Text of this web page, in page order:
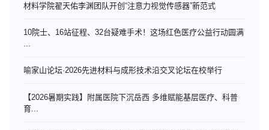
材料学院翟天佑李渊团队开创“注意力视觉传感器”新范式
10院士、16站征程、32台疑难手术！这场红色医疗公益行动圆满
喻家山论坛·2026先进材料与成形技术沿交叉论坛在校举行
【2026暑期实践】附属医院下沉岳西 多维赋能基层医疗、科普
育...